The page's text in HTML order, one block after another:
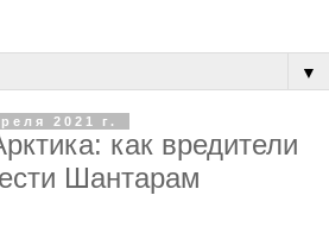
▼
2021 г.
как вредители
Шантарам